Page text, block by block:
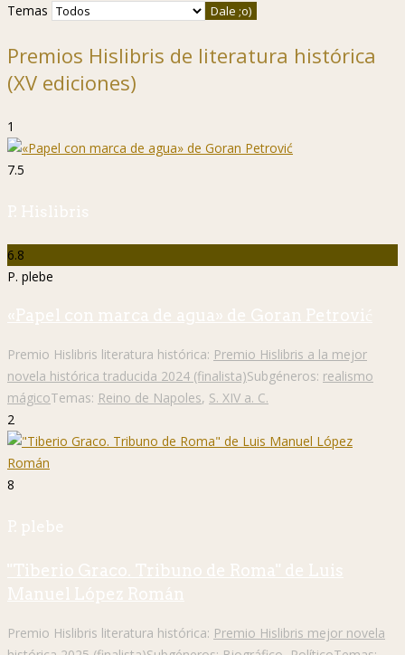
Temas
Premios Hislibris de literatura histórica
(XV ediciones)
1
7.5
P. Hislibris
6.8
P. plebe
«Papel con marca de agua» de Goran Petrović
Premio Hislibris literatura histórica: Premio Hislibris a la mejor
novela histórica traducida 2024 (finalista)Subgéneros: realismo
mágicoTemas: Reino de Napoles, S. XIV a. C.
2
8
P. plebe
"Tiberio Graco. Tribuno de Roma" de Luis
Manuel López Román
Premio Hislibris literatura histórica: Premio Hislibris mejor novela